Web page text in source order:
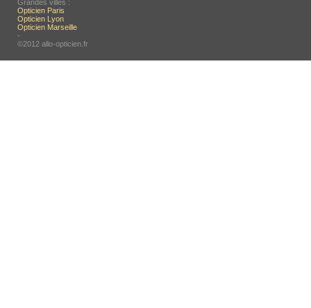
Grandes villes :
Opticien Paris
Opticien Lyon
Opticien Marseille
-
©2012 allo-opticien.fr